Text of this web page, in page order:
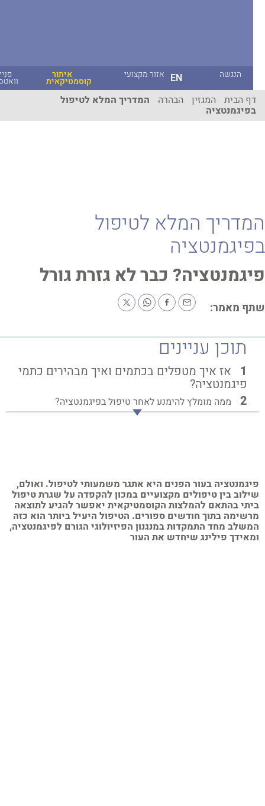
פניית
וואטסאפ
איתור
קוסמטיקאית
אזור מקצועי הנגשה
הבית המגזין הבהרה המדריך המלא לטיפול
המלא לטיפול
כבר לא גזרת גורל
מאמר:
בעור הפנים היא אתגר משמעותי לטיפול.ואולם,
בין טיפולים מקצועיים במכון להקפדה על שגרת טיפול
בהתאם להמלצות הקוסמטיקאית יאפשר להגיע לתוצאה
בתוך חודשים ספורים.הטיפול היעיל ביותר הוא כזה
מחד התמקדות במנגנון הפיזיולוגי הגורם לפיגמנטציה,
פילינג שיחדש את העור
תוכן עניינים
אז איך מטפלים בכתמים ואיך מבהירים כתמי
פיגמנטציה?
ממה מומלץ להימנע לאחר טיפול בפיגמנטציה?